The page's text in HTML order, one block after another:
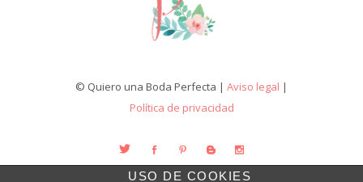
© Quiero una Boda Perfecta | Aviso legal |
Política de privacidad
USO DE COOKIES